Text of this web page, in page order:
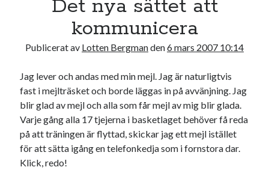
18 19 20 21 22 23
26 27 28 29 30
31
« jul
Sök
Det nya sättet att
kommunicera
Publicerat av Lotten Bergmanden6 mars 2007 10:14
Jag lever och andas med min mejl. Jag är naturligtvis
fast i mejlträsket och borde läggas in på avvänjning. Jag
blir glad av mejl och alla som får mejl av mig blir glada.
Varje gång alla 17 tjejerna i basketlaget behöver få reda
på att träningen är flyttad, skickar jag ett mejl istället
för att sätta igång en telefonkedja som i fornstora dar.
Klick, redo!